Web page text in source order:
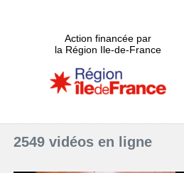
Action financée par
la Région Ile-de-France
2549 vidéos en ligne